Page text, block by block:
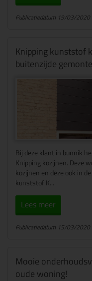
Publicatiedatum 19/03/2020
Knipping kunststof
buitenzijde
Bij deze klant in bunnik
Knipping kozijnen. Deze
kozijnen en deze ook in
kunststof K...
Lees meer
Publicatiedatum 15/03/2020
Mooie
oude woning!